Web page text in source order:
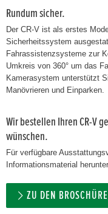
Rundum sicher.
Der CR-V ist als erstes
Sicherheitssystem
Fahrassistenzsysteme zur
Umkreis von 360° um das
Kamerasystem unterstützt
Manövrieren und Einparken.
Wir bestellen Ihren CR-V
wünschen.
Für verfügbare
Informationsmaterial
ZU DEN